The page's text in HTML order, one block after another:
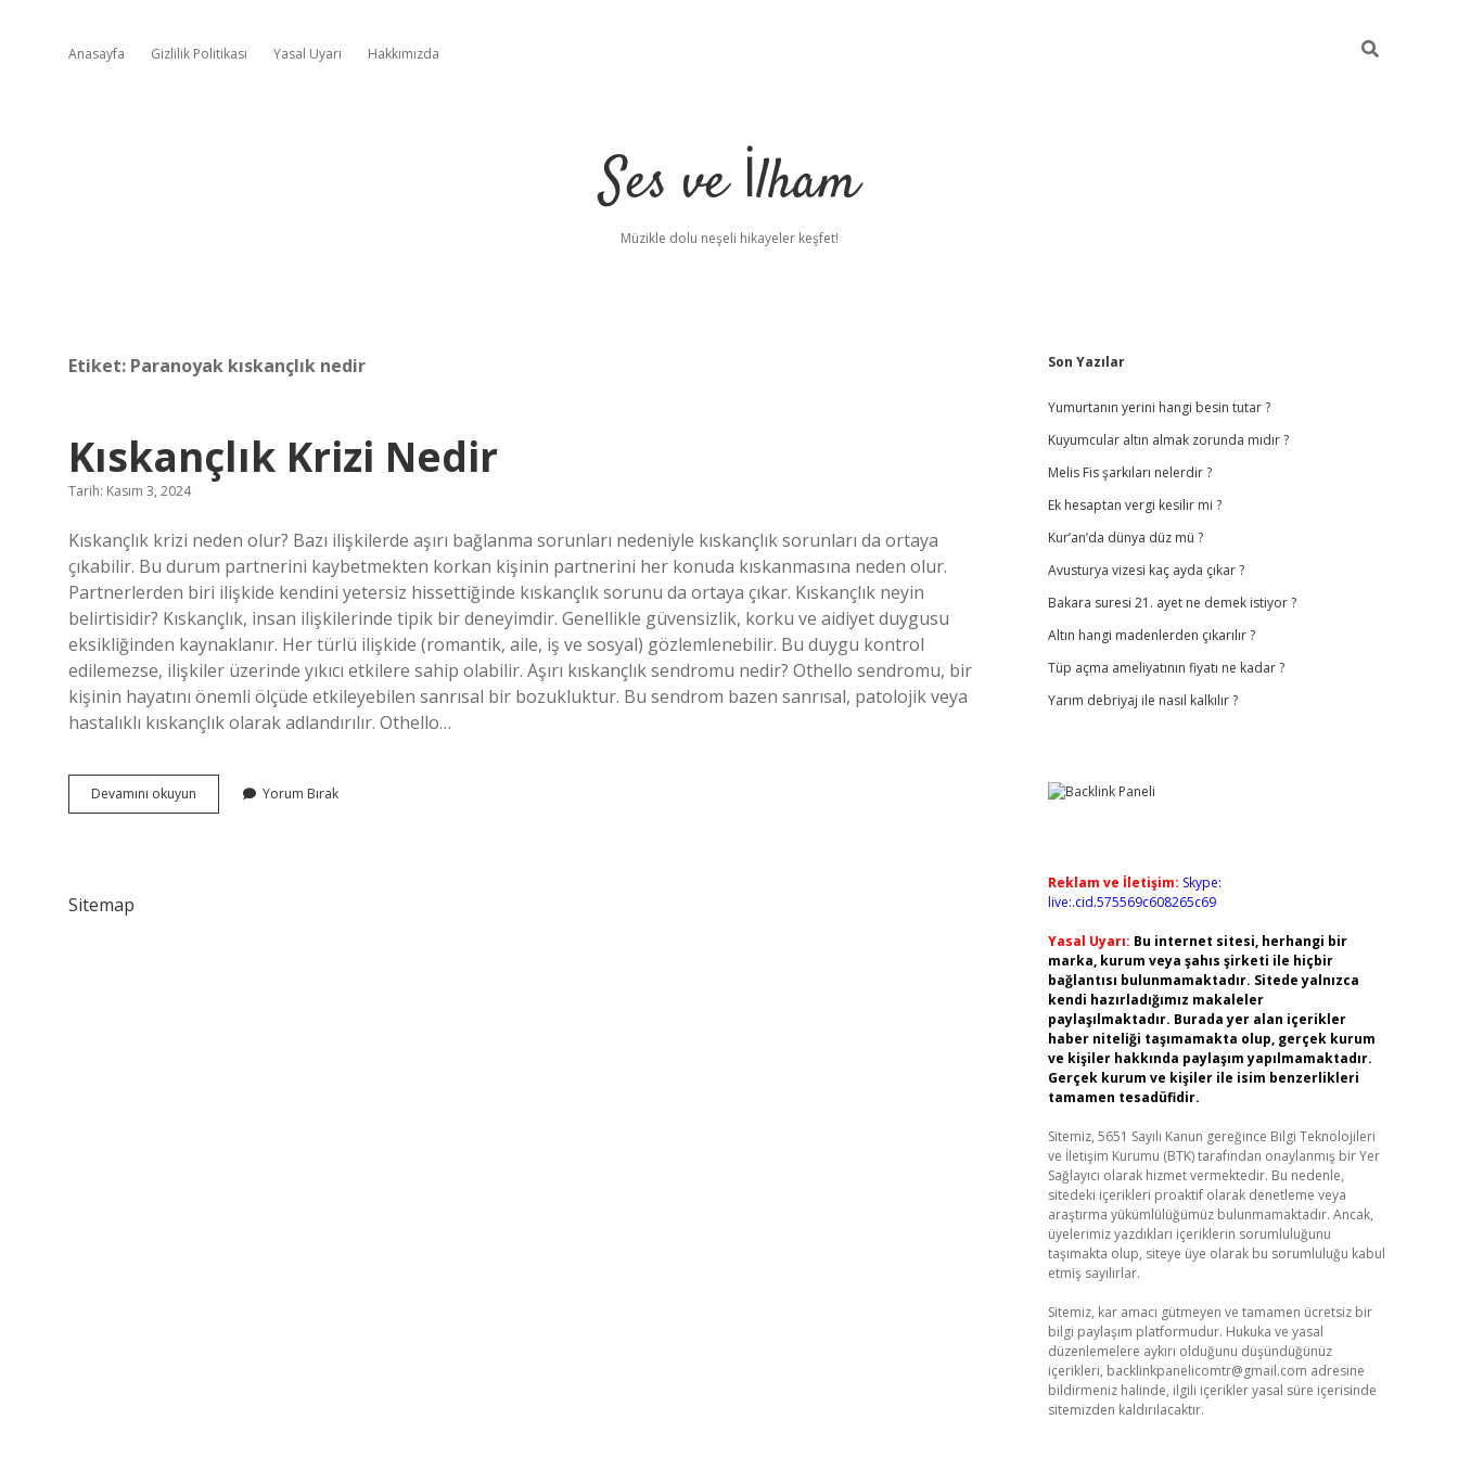
Anasayfa Gizlilik Politikası Yasal Uyarı Hakkımızda
Ses ve İlham
Müzikle dolu neşeli hikayeler keşfet!
Etiket: Paranoyak kıskançlık nedir
Kıskançlık Krizi Nedir
Tarih: Kasım 3, 2024
Kıskançlık krizi neden olur? Bazı ilişkilerde aşırı bağlanma sorunları nedeniyle kıskançlık sorunları da ortaya
çıkabilir. Bu durum partnerini kaybetmekten korkan kişinin partnerini her konuda kıskanmasına neden olur.
Partnerlerden biri ilişkide kendini yetersiz hissettiğinde kıskançlık sorunu da ortaya çıkar. Kıskançlık neyin
belirtisidir? Kıskançlık, insan ilişkilerinde tipik bir deneyimdir. Genellikle güvensizlik, korku ve aidiyet duygusu
eksikliğinden kaynaklanır. Her türlü ilişkide (romantik, aile, iş ve sosyal) gözlemlenebilir. Bu duygu kontrol
edilemezse, ilişkiler üzerinde yıkıcı etkilere sahip olabilir. Aşırı kıskançlık sendromu nedir? Othello sendromu, bir
kişinin hayatını önemli ölçüde etkileyebilen sanrısal bir bozukluktur. Bu sendrom bazen sanrısal, patolojik veya
hastalıklı kıskançlık olarak adlandırılır. Othello…
Devamını okuyun Kıskançlık
Krizi
Yorum Bırak
Sitemap
Sidebar
Son Yazılar
Yumurtanın yerini hangi besin tutar ?
Kuyumcular altın almak zorunda mıdır ?
Melis Fis şarkıları nelerdir ?
Ek hesaptan vergi kesilir mi ?
Kur’an’da dünya düz mü ?
Avusturya vizesi kaç ayda çıkar ?
Bakara suresi 21. ayet ne demek istiyor ?
Altın hangi madenlerden çıkarılır ?
Tüp açma ameliyatının fiyatı ne kadar ?
Yarım debriyaj ile nasıl kalkılır ?
Reklam ve İletişim: Skype:
live:.cid.575569c608265c69
Yasal Uyarı: Bu internet sitesi, herhangi bir
marka, kurum veya şahıs şirketi ile hiçbir
bağlantısı bulunmamaktadır. Sitede yalnızca
kendi hazırladığımız makaleler
paylaşılmaktadır. Burada yer alan içerikler
haber niteliği taşımamakta olup, gerçek kurum
ve kişiler hakkında paylaşım yapılmamaktadır.
Gerçek kurum ve kişiler ile isim benzerlikleri
tamamen tesadüfidir.
Sitemiz, 5651 Sayılı Kanun gereğince Bilgi Teknolojileri
ve İletişim Kurumu (BTK) tarafından onaylanmış bir Yer
Sağlayıcı olarak hizmet vermektedir. Bu nedenle,
sitedeki içerikleri proaktif olarak denetleme veya
araştırma yükümlülüğümüz bulunmamaktadır. Ancak,
üyelerimiz yazdıkları içeriklerin sorumluluğunu
taşımakta olup, siteye üye olarak bu sorumluluğu kabul
etmiş sayılırlar.
Sitemiz, kar amacı gütmeyen ve tamamen ücretsiz bir
bilgi paylaşım platformudur. Hukuka ve yasal
düzenlemelere aykırı olduğunu düşündüğünüz
içerikleri, backlinkpanelicomtr@gmail.com adresine
bildirmeniz halinde, ilgili içerikler yasal süre içerisinde
sitemizden kaldırılacaktır.